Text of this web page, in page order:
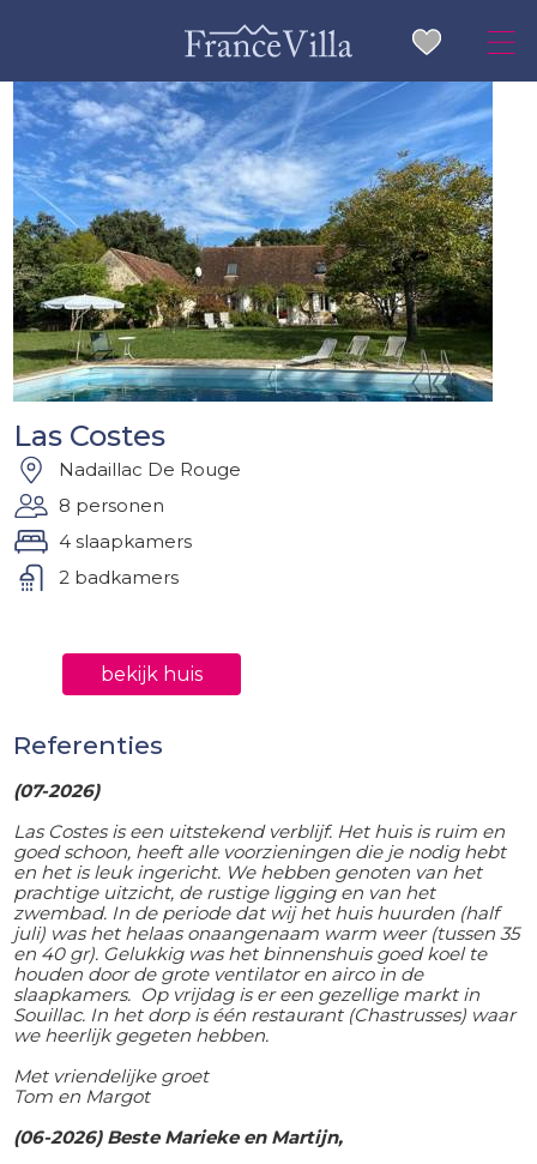
Las Costes
Nadaillac De Rouge
8 personen
4 slaapkamers
2 badkamers
bekijk huis
Referenties
(07-2026)
Las Costes is een uitstekend verblijf. Het huis is ruim en
goed schoon, heeft alle voorzieningen die je nodig hebt
en het is leuk ingericht. We hebben genoten van het
prachtige uitzicht, de rustige ligging en van het
zwembad. In de periode dat wij het huis huurden (half
juli) was het helaas onaangenaam warm weer (tussen 35
en 40 gr). Gelukkig was het binnenshuis goed koel te
houden door de grote ventilator en airco in de
slaapkamers. Op vrijdag is er een gezellige markt in
Souillac. In het dorp is één restaurant (Chastrusses) waar
we heerlijk gegeten hebben.
Met vriendelijke groet
Tom en Margot
(06-2026) Beste Marieke en Martijn,